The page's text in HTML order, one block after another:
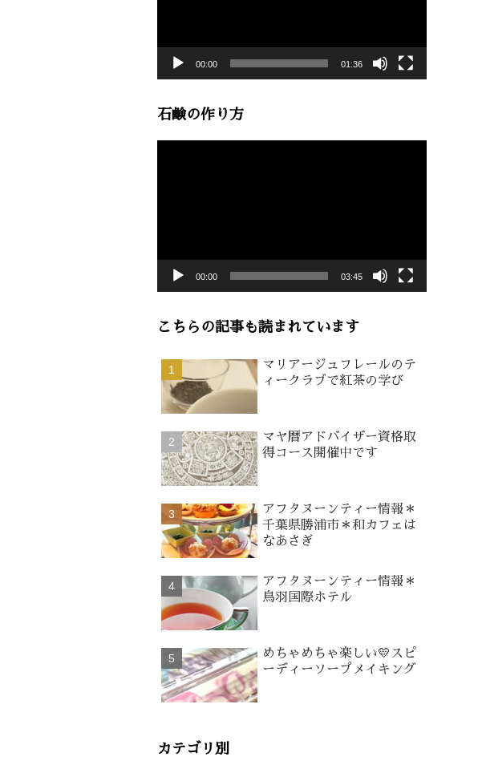
00:00 01:36
石鹸の作り方
00:00 03:45
こちらの記事も読まれています
マリアージュフレールのテ
ィークラブで紅茶の学び
マヤ暦アドバイザー資格取
得コース開催中です
アフタヌーンティー情報＊
千葉県勝浦市＊和カフェは
なあさぎ
アフタヌーンティー情報＊
鳥羽国際ホテル
めちゃめちゃ楽しい💛スピ
ーディーソープメイキング
カテゴリ別